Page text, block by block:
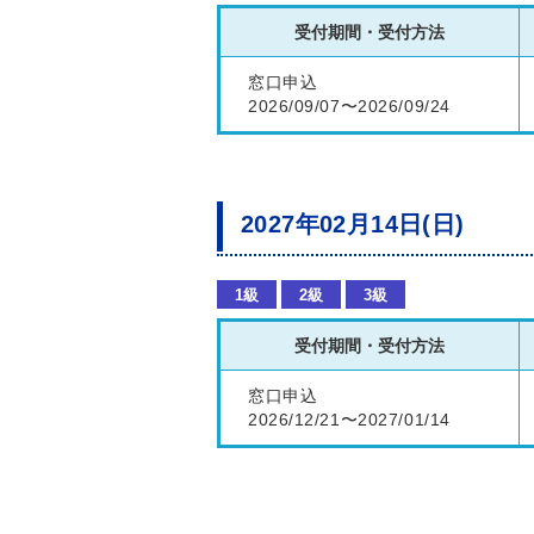
受付期間・受付方法
窓口申込
2026/09/07〜2026/09/24
2027年02月14日(日)
1級 2級 3級
受付期間・受付方法
窓口申込
2026/12/21〜2027/01/14